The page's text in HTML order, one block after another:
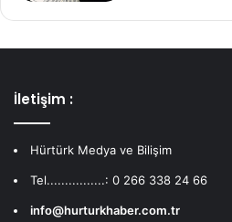
İletişim :
Hürtürk Medya ve Bilişim
Tel................: 0 266 338 24 66
info@hurturkhaber.com.tr